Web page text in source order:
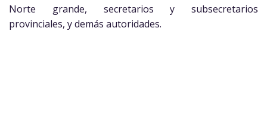
Norte grande, secretarios y subsecretarios
provinciales, y demás autoridades.